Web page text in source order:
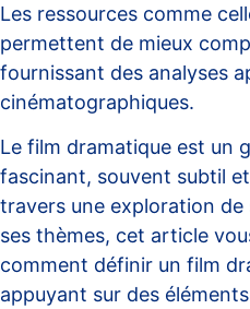
Les ressources comme
permettent de mieux
fournissant des analyses
cinématographiques.
Le film dramatique est un
fascinant, souvent subtil
travers une exploration
ses thèmes, cet article
comment définir un film
appuyant sur des